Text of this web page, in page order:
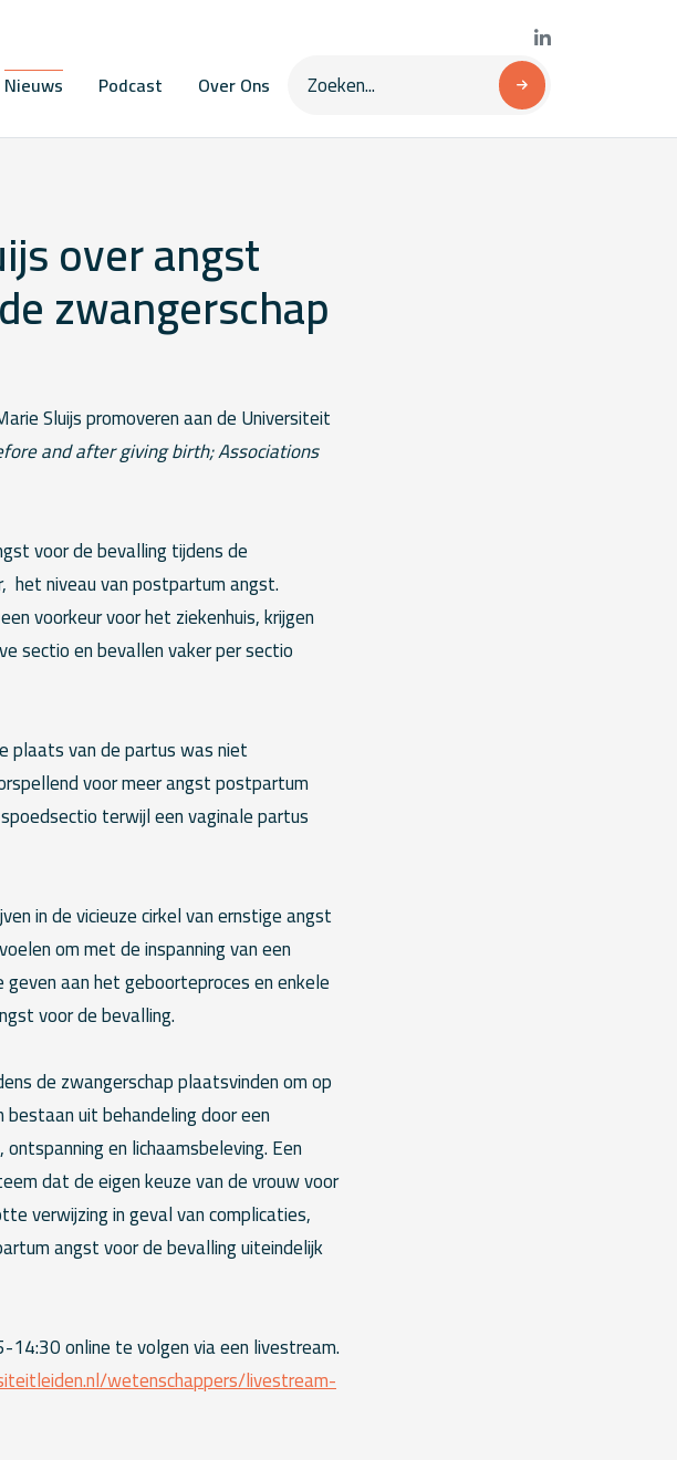
Nieuws Podcast Over Ons
over angst
zwangerschap
Sluijs promoveren aan de Universiteit
and after giving birth; Associations
voor de bevalling tijdens de
het niveau van postpartum angst.
voorkeur voor het ziekenhuis, krijgen
sectio en bevallen vaker per sectio
plaats van de partus was niet
voor meer angst postpartum
terwijl een vaginale partus
in de vicieuze cirkel van ernstige angst
om met de inspanning van een
aan het geboorteproces en enkele
voor de bevalling.
de zwangerschap plaatsvinden om op
uit behandeling door een
en lichaamsbeleving. Een
dat de eigen keuze van de vrouw voor
verwijzing in geval van complicaties,
angst voor de bevalling uiteindelijk
online te volgen via een livestream.
wetenschappers/livestream-